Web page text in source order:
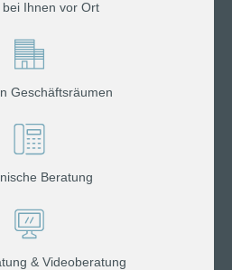
bei Ihnen vor Ort
Geschäftsräumen
Beratung
& Videoberatung